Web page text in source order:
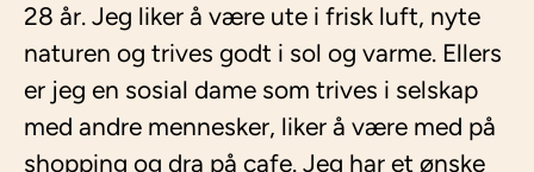
28 år. Jeg liker å være ute i frisk luft, nyte
naturen og trives godt i sol og varme. Ellers
er jeg en sosial dame som trives i selskap
med andre mennesker, liker å være med på
shopping og dra på cafe. Jeg har et ønske